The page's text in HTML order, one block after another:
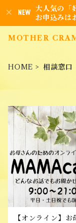
大人気の「
お申込みは
MOTHER
HOME 相談窓口
【オンライン】お